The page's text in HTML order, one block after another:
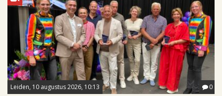
Leiden, 10 augustus 2026, 10:13 0